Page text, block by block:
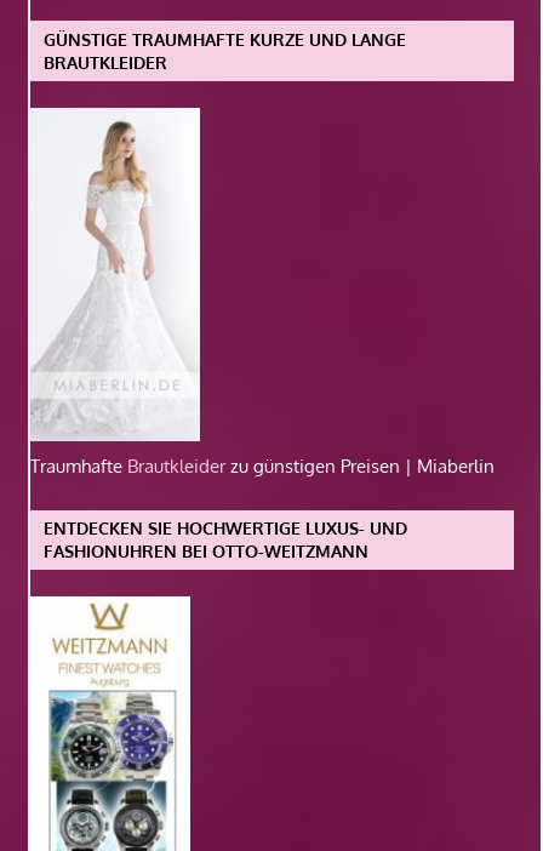
GÜNSTIGE TRAUMHAFTE KURZE UND LANGE
BRAUTKLEIDER
Traumhafte Brautkleiderzu günstigen Preisen | Miaberlin
ENTDECKEN SIE HOCHWERTIGE LUXUS- UND
FASHIONUHREN BEI OTTO-WEITZMANN